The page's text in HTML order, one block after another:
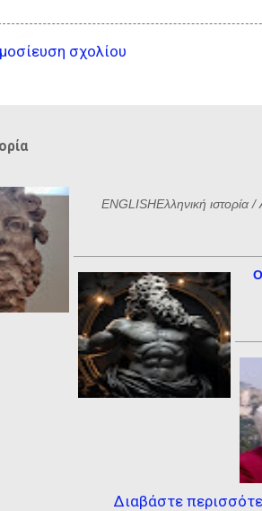
σχολίου
ENGLISHΕλληνική ιστορία
Διαβάστε